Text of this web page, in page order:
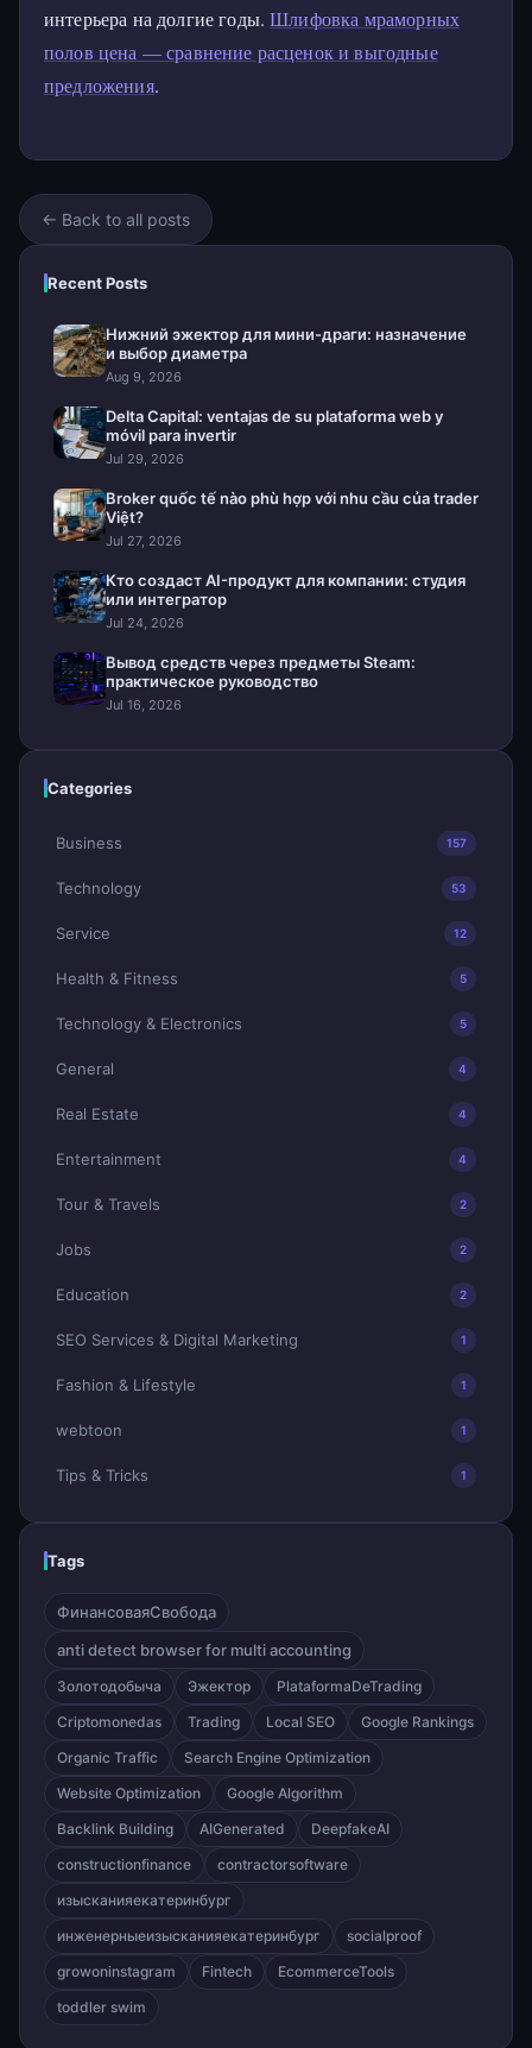
интерьера на долгие годы.Шлифовка мраморных
полов цена — сравнение расценок и выгодные
предложения.
← Back to all posts
Recent Posts
Нижний эжектор для мини-драги: назначение
и выбор диаметра
Aug 9, 2026
Delta Capital: ventajas de su plataforma web y
móvil para invertir
Jul 29, 2026
Broker quốc tế nào phù hợp với nhu cầu của trader
Việt?
Jul 27, 2026
Кто создаст AI-продукт для компании: студия
или интегратор
Jul 24, 2026
Вывод средств через предметы Steam:
практическое руководство
Jul 16, 2026
Categories
Business 157
Technology 53
Service 12
Health & Fitness 5
Technology & Electronics 5
General 4
Real Estate 4
Entertainment 4
Tour & Travels 2
Jobs 2
Education 2
SEO Services & Digital Marketing 1
Fashion & Lifestyle 1
webtoon 1
Tips & Tricks 1
Tags
ФинансоваяСвобода
anti detect browser for multi accounting
Золотодобыча Эжектор
PlataformaDeTrading
Criptomonedas
Trading Local SEO
Google Rankings
Organic Traffic
Search Engine Optimization
Website Optimization
Google Algorithm
Backlink Building
AIGenerated
DeepfakeAI
constructionfinance
contractorsoftware
изысканияекатеринбург
инженерныеизысканияекатеринбург
socialproof
growoninstagram
Fintech
EcommerceTools
toddler swim